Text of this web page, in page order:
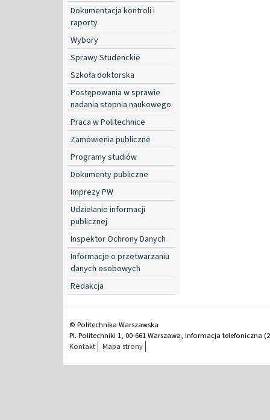
Dokumentacja kontroli i
raporty
Wybory
Sprawy Studenckie
Szkoła doktorska
Postępowania w sprawie
nadania stopnia naukowego
Praca w Politechnice
Zamówienia publiczne
Programy studiów
Dokumenty publiczne
Imprezy PW
Udzielanie informacji
publicznej
Inspektor Ochrony Danych
Informacje o przetwarzaniu
danych osobowych
Redakcja
© Politechnika Warszawska
Pl. Politechniki 1, 00-661 Warszawa, Informacja telefoniczna
Kontakt
Mapa strony